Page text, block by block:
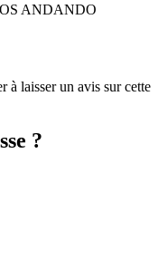
ANDANDO
à laisser un avis sur cette
?